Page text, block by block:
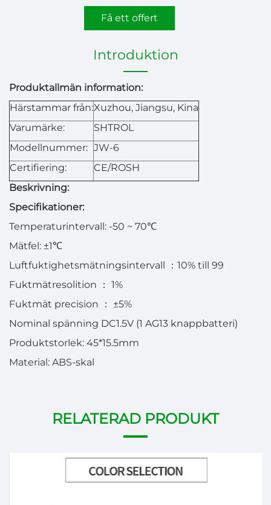
Få ett offert
Introduktion
Produktallmän information:
Härstammar från:Xuzhou, Jiangsu, Kina
Varumärke:
SHTROL
Modellnummer: JW-6
Certifiering:
CE/ROSH
Beskrivning:
Specifikationer:
Temperaturintervall: -50 ~ 70℃
Mätfel: ±1℃
Luftfuktighetsmätningsintervall
： 10% till 99
Fuktmätresolition
： 1%
Fuktmät precision
：
±5%
Nominal spänning DC1.5V (1 AG13 knappbatteri)
Produktstorlek: 45*15.5mm
Material: ABS-skal
RELATERAD PRODUKT